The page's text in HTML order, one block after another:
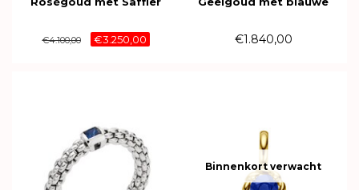
€4.100,00 €3.250,00 €1.840,00
Binnenkort verwacht